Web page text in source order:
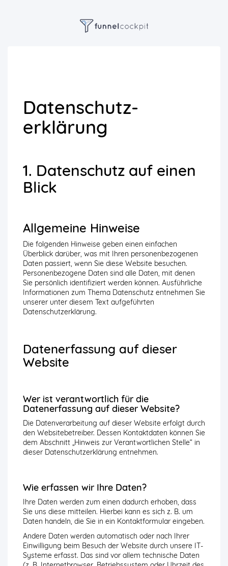
Datenschutz­
erklärung
1. Datenschutz auf einen
Blick
Allgemeine Hinweise
Die folgenden Hinweise geben einen einfachen
Überblick darüber, was mit Ihren personenbezogenen
Daten passiert, wenn Sie diese Website besuchen.
Personenbezogene Daten sind alle Daten, mit denen
Sie persönlich identifiziert werden können. Ausführliche
Informationen zum Thema Datenschutz entnehmen Sie
unserer unter diesem Text aufgeführten
Datenschutzerklärung.
Datenerfassung auf dieser
Website
Wer ist verantwortlich für die
Datenerfassung auf dieser Website?
Die Datenverarbeitung auf dieser Website erfolgt durch
den Websitebetreiber. Dessen Kontaktdaten können Sie
dem Abschnitt „Hinweis zur Verantwortlichen Stelle“ in
dieser Datenschutzerklärung entnehmen.
Wie erfassen wir Ihre Daten?
Ihre Daten werden zum einen dadurch erhoben, dass
Sie uns diese mitteilen. Hierbei kann es sich z. B. um
Daten handeln, die Sie in ein Kontaktformular eingeben.
Andere Daten werden automatisch oder nach Ihrer
Einwilligung beim Besuch der Website durch unsere IT-
Systeme erfasst. Das sind vor allem technische Daten